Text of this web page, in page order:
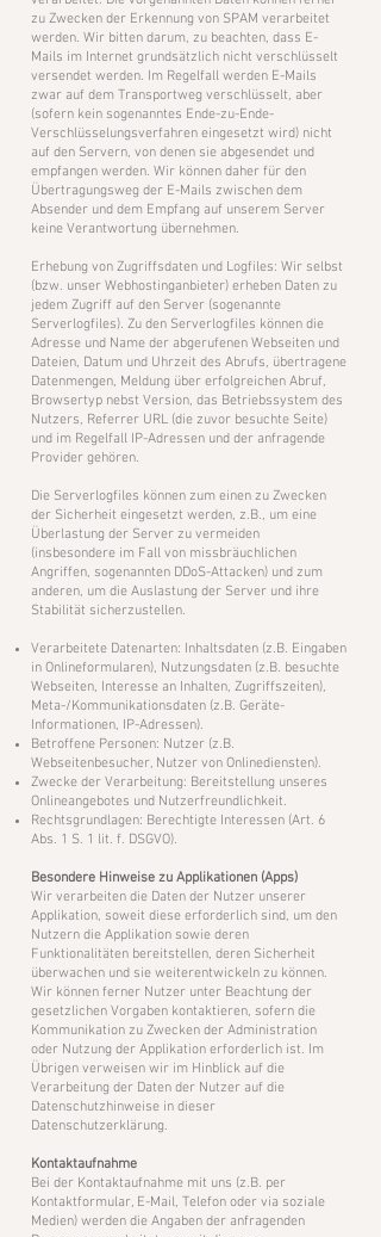
zu Zwecken der Erkennung von SPAM verarbeitet
werden. Wir bitten darum, zu beachten, dass E-
Mails im Internet grundsätzlich nicht verschlüsselt
versendet werden. Im Regelfall werden E-Mails
zwar auf dem Transportweg verschlüsselt, aber
(sofern kein sogenanntes Ende-zu-Ende-
Verschlüsselungsverfahren eingesetzt wird) nicht
auf den Servern, von denen sie abgesendet und
empfangen werden. Wir können daher für den
Übertragungsweg der E-Mails zwischen dem
Absender und dem Empfang auf unserem Server
keine Verantwortung übernehmen.
​Erhebung von Zugriffsdaten und Logfiles: Wir selbst
(bzw. unser Webhostinganbieter) erheben Daten zu
jedem Zugriff auf den Server (sogenannte
Serverlogfiles). Zu den Serverlogfiles können die
Adresse und Name der abgerufenen Webseiten und
Dateien, Datum und Uhrzeit des Abrufs, übertragene
Datenmengen, Meldung über erfolgreichen Abruf,
Browsertyp nebst Version, das Betriebssystem des
Nutzers, Referrer URL (die zuvor besuchte Seite)
und im Regelfall IP-Adressen und der anfragende
Provider gehören.
Die Serverlogfiles können zum einen zu Zwecken
der Sicherheit eingesetzt werden, z.B., um eine
Überlastung der Server zu vermeiden
(insbesondere im Fall von missbräuchlichen
Angriffen, sogenannten DDoS-Attacken) und zum
anderen, um die Auslastung der Server und ihre
Stabilität sicherzustellen.
Verarbeitete Datenarten: Inhaltsdaten (z.B. Eingaben
in Onlineformularen), Nutzungsdaten (z.B. besuchte
Webseiten, Interesse an Inhalten, Zugriffszeiten),
Meta-/Kommunikationsdaten (z.B. Geräte-
Informationen, IP-Adressen).
Betroffene Personen: Nutzer (z.B.
Webseitenbesucher, Nutzer von Onlinediensten).
Zwecke der Verarbeitung: Bereitstellung unseres
Onlineangebotes und Nutzerfreundlichkeit.
Rechtsgrundlagen: Berechtigte Interessen (Art. 6
Abs. 1 S. 1 lit. f. DSGVO).
Besondere Hinweise zu Applikationen (Apps)
​Wir verarbeiten die Daten der Nutzer unserer
Applikation, soweit diese erforderlich sind, um den
Nutzern die Applikation sowie deren
Funktionalitäten bereitstellen, deren Sicherheit
überwachen und sie weiterentwickeln zu können.
Wir können ferner Nutzer unter Beachtung der
gesetzlichen Vorgaben kontaktieren, sofern die
Kommunikation zu Zwecken der Administration
oder Nutzung der Applikation erforderlich ist. Im
Übrigen verweisen wir im Hinblick auf die
Verarbeitung der Daten der Nutzer auf die
Datenschutzhinweise in dieser
Datenschutzerklärung.
Kontaktaufnahme
​Bei der Kontaktaufnahme mit uns (z.B. per
Kontaktformular, E-Mail, Telefon oder via soziale
Medien) werden die Angaben der anfragenden